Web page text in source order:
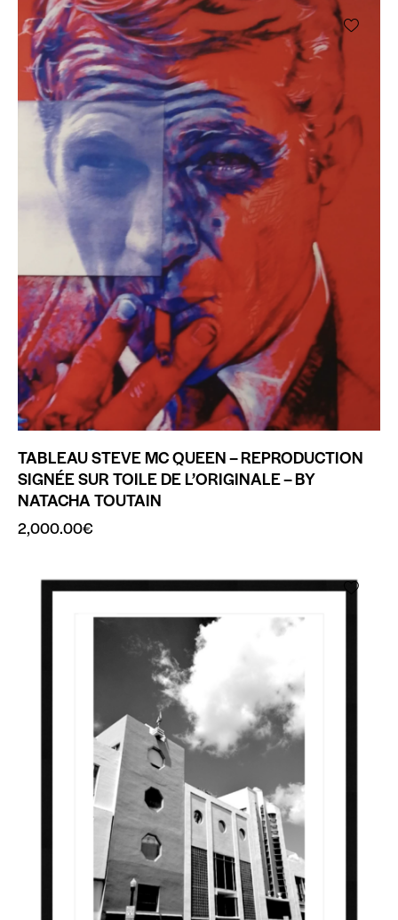
TABLEAU STEVE MC QUEEN – REPRODUCTION
SIGNÉE SUR TOILE DE L’ORIGINALE – BY
NATACHA TOUTAIN
2,000.00€